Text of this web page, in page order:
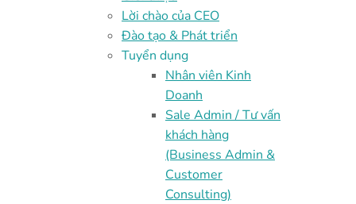
Lời chào của CEO
Đào tạo & Phát triển
Tuyển dụng
Nhân viên Kinh
Doanh
Sale Admin / Tư vấn
khách hàng
(Business Admin &
Customer
Consulting)